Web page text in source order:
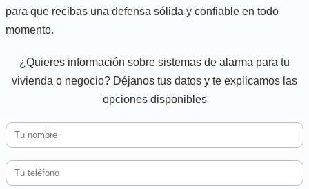
para que recibas una defensa sólida y confiable en todo
momento.
¿Quieres información sobre sistemas de alarma para tu
vivienda o negocio? Déjanos tus datos y te explicamos las
opciones disponibles